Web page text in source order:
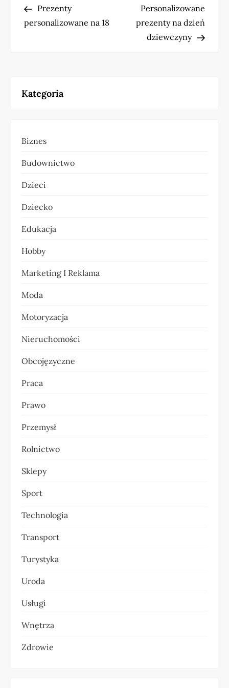
a
g
c
j
a
w
p
i
s
u
PostPrezenty
personalizowane na 18
Post
Personalizowane
prezenty na dzień
dziewczyny
Kategoria
Biznes
Budownictwo
Dzieci
Dziecko
Edukacja
Hobby
Marketing I Reklama
Moda
Motoryzacja
Nieruchomości
Obcojęzyczne
Praca
Prawo
Przemysł
Rolnictwo
Sklepy
Sport
Technologia
Transport
Turystyka
Uroda
Usługi
Wnętrza
Zdrowie